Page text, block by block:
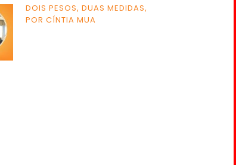
DOIS PESOS, DUAS MEDIDAS,
POR CÍNTIA MUA